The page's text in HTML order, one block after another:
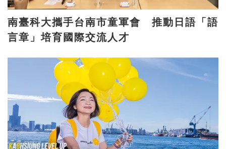
南臺科大攜手台南市童軍會 推動日語「語
言章」培育國際交流人才